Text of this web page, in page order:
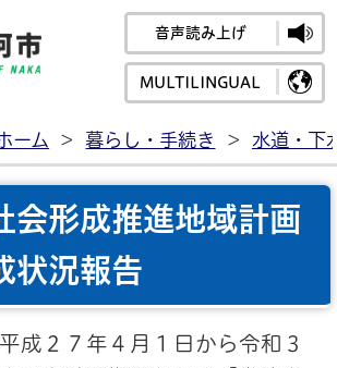
那珂市公式ホームペ
音声読み上げ
MULTILINGUAL
ーム > 暮らし・手続き > 水道・下
会形成推進地域計画
状況報告
成２７年４月１日から令和３